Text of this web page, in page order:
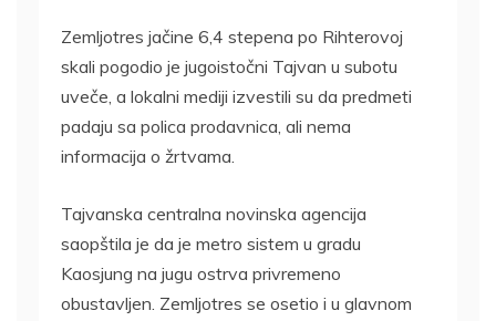
Zemljotres jačine 6,4 stepena po Rihterovoj
skali pogodio je jugoistočni Tajvan u subotu
uveče, a lokalni mediji izvestili su da predmeti
padaju sa polica prodavnica, ali nema
informacija o žrtvama.
Tajvanska centralna novinska agencija
saopštila je da je metro sistem u gradu
Kaosjung na jugu ostrva privremeno
obustavljen. Zemljotres se osetio i u glavnom